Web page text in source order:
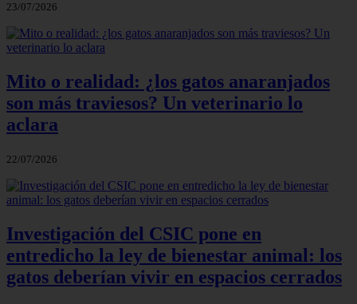
23/07/2026
Mito o realidad: ¿los gatos anaranjados
son más traviesos? Un veterinario lo
aclara
22/07/2026
Investigación del CSIC pone en
entredicho la ley de bienestar animal: los
gatos deberían vivir en espacios cerrados